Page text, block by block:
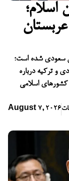
سعودی شده است؛
و ترکیه درباره
اسلامی
August 7, 2026